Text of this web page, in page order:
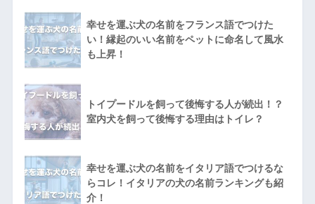
幸せを運ぶ犬の名前をフランス語でつけた
い！縁起のいい名前をペットに命名して風水
も上昇！
トイプードルを飼って後悔する人が続出！？
室内犬を飼って後悔する理由はトイレ？
幸せを運ぶ犬の名前をイタリア語でつけるな
らコレ！イタリアの犬の名前ランキングも紹
介！